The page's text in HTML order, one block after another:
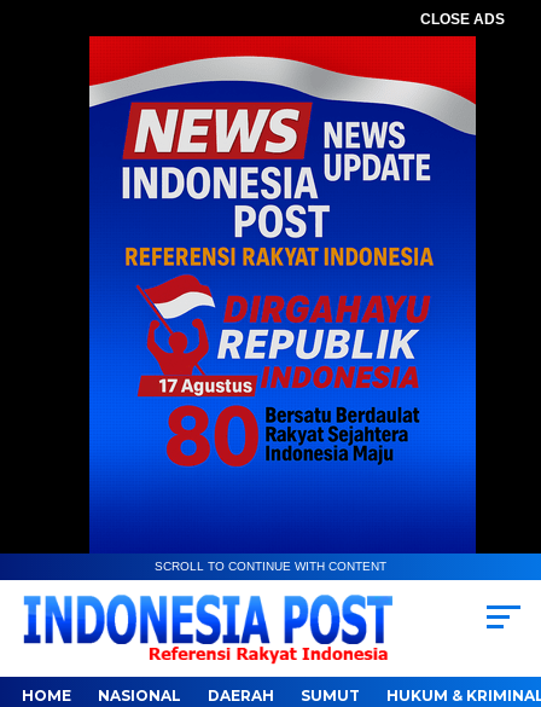
CLOSE ADS
SCROLL TO CONTINUE WITH CONTENT
HOME NASIONAL DAERAH SUMUT HUKUM &